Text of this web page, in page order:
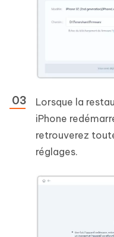
Lorsque la
iPhone
retrouverez
réglages.